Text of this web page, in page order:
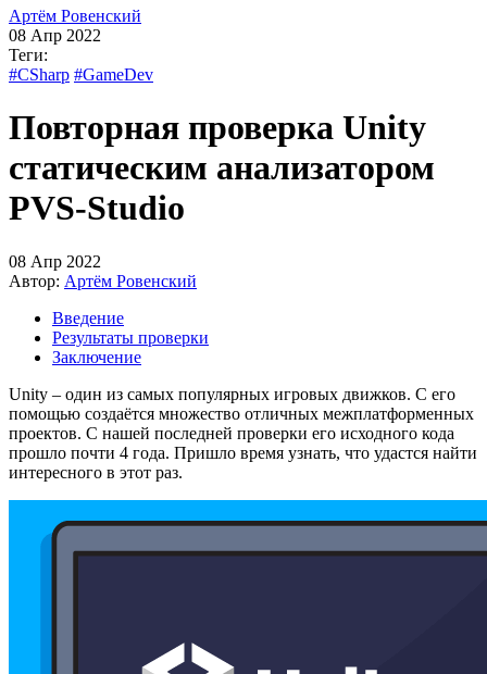
Артём Ровенский
08 Апр 2022
Теги:
#CSharp #GameDev
Повторная проверка Unity
статическим анализатором
PVS-Studio
08 Апр 2022
Автор: Артём Ровенский
Введение
Результаты проверки
Заключение
Unity – один из самых популярных игровых движков. С его
помощью создаётся множество отличных межплатформенных
проектов. С нашей последней проверки его исходного кода
прошло почти 4 года. Пришло время узнать, что удастся найти
интересного в этот раз.